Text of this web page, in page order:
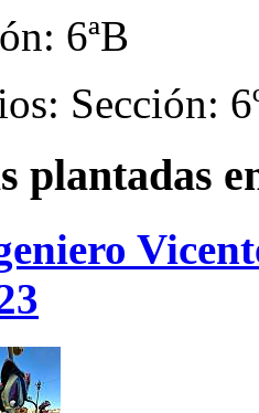
6ªB
Sección:
plantadas